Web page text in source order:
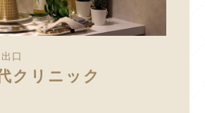
口
クリニック